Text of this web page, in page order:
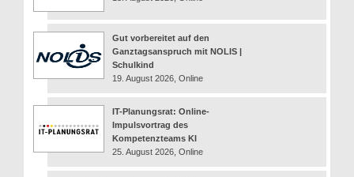
Gut vorbereitet auf den
Ganztagsanspruch mit NOLIS |
Schulkind
19. August 2026, Online
IT-Planungsrat: Online-
Impulsvortrag des
Kompetenzteams KI
25. August 2026, Online